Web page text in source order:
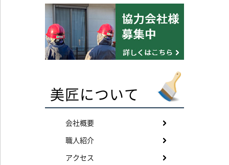
美匠について
会社概要
職人紹介
アクセス